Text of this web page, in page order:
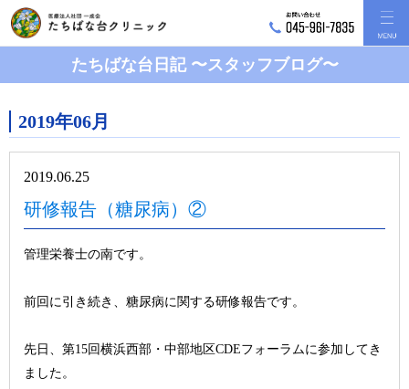
たちばな台日記 〜スタッフブログ〜
2019年06月
2019.06.25
研修報告（糖尿病）②
管理栄養士の南です。
前回に引き続き、糖尿病に関する研修報告です。
先日、第15回横浜西部・中部地区CDEフォーラムに参加してき
ました。